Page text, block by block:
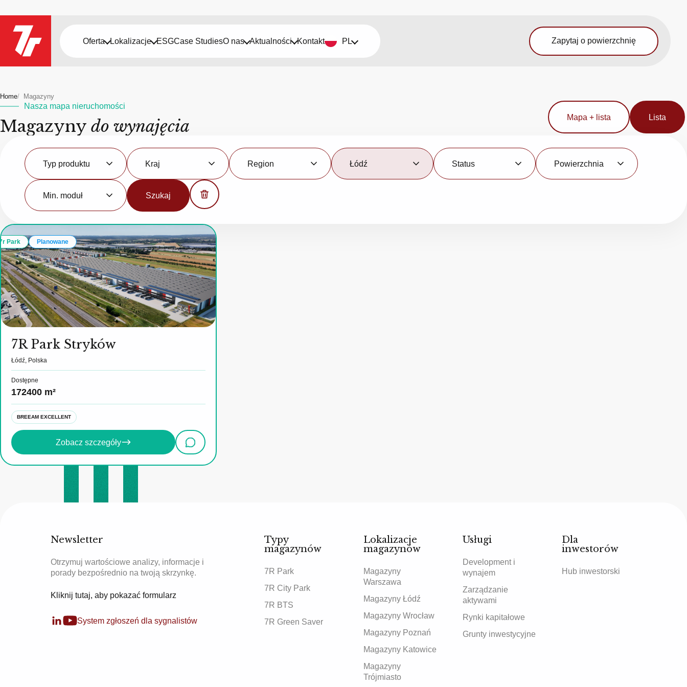
Oferta Lokalizacje ESGCase StudiesO nas Aktualności Kontakt PL Zapytaj o powierzchnię
Home Magazyny
Nasza mapa nieruchomości
Magazyny do wynajęcia Mapa + lista Lista
Typ
produktuTyp produktu
Kraj
Kraj
Region
Region
Miasto
Łódź
Status
Status
Powierzchnia
Powierzchnia
Minimalny
modułMin. moduł Szukaj
Park Planowane
7R Park Stryków
Łódź, Polska
Dostępne
172400 m²
BREEAM EXCELLENT
Zobacz szczegóły
Newsletter
Otrzymuj wartościowe analizy, informacje i
porady bezpośrednio na twoją skrzynkę.
Kliknij tutaj, aby pokazać formularz
System zgłoszeń dla sygnalistów
Typy
magazynów
7R Park
7R City Park
7R BTS
7R Green Saver
Lokalizacje
magazynów
Magazyny
Warszawa
Magazyny Łódź
Magazyny Wrocław
Magazyny Poznań
Magazyny Katowice
Magazyny
Trójmiasto
Usługi
Development i
wynajem
Zarządzanie
aktywami
Rynki kapitałowe
Grunty inwestycyjne
Dla
inwestorów
Hub inwestorski